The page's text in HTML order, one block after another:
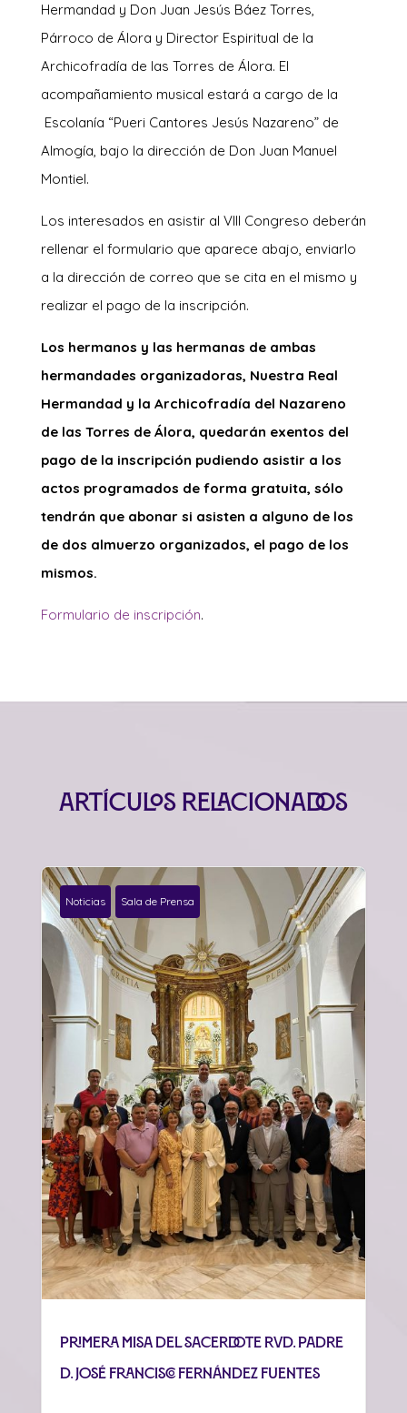
Hermandad y Don Juan Jesús Báez Torres,
Párroco de Álora y Director Espiritual de la
Archicofradía de las Torres de Álora. El
acompañamiento musical estará a cargo de la
Escolanía “Pueri Cantores Jesús Nazareno” de
Almogía, bajo la dirección de Don Juan Manuel
Montiel.
Los interesados en asistir al VIII Congreso deberán
rellenar el formulario que aparece abajo, enviarlo
a la dirección de correo que se cita en el mismo y
realizar el pago de la inscripción.
Los hermanos y las hermanas de ambas
hermandades organizadoras, Nuestra Real
Hermandad y la Archicofradía del Nazareno
de las Torres de Álora, quedarán exentos del
pago de la inscripción pudiendo asistir a los
actos programados de forma gratuita, sólo
tendrán que abonar si asisten a alguno de los
de dos almuerzo organizados, el pago de los
mismos.
Formulario de inscripción.
Artículos relacionados
Noticias Sala de Prensa
Primera misa del sacerdote Rvd. Padre
D. José Francisco Fernández Fuentes